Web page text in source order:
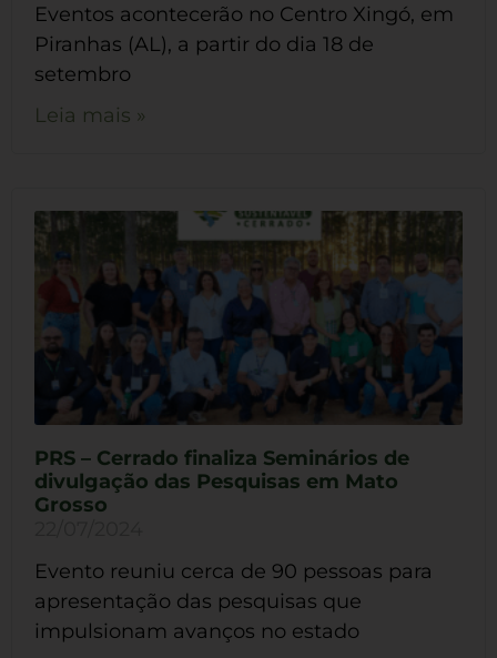
Eventos acontecerão no Centro Xingó, em
Piranhas (AL), a partir do dia 18 de
setembro
Leia mais »
PRS – Cerrado finaliza Seminários de
divulgação das Pesquisas em Mato
Grosso
Evento reuniu cerca de 90 pessoas para
apresentação das pesquisas que
impulsionam avanços no estado